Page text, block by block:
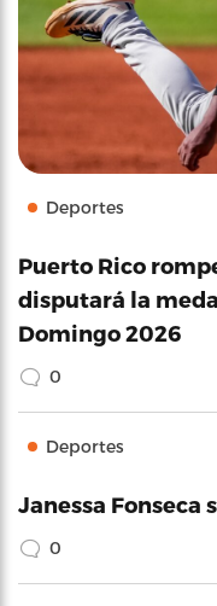
Deportes
Puerto Rico
disputará la
Domingo 2026
0
Deportes
Janessa Fonseca
0